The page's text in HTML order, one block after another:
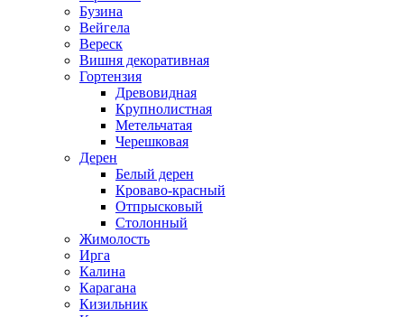
Бузина
Вейгела
Вереск
Вишня декоративная
Гортензия
Древовидная
Крупнолистная
Метельчатая
Черешковая
Дерен
Белый дерен
Кроваво-красный
Отпрысковый
Столонный
Жимолость
Ирга
Калина
Карагана
Кизильник